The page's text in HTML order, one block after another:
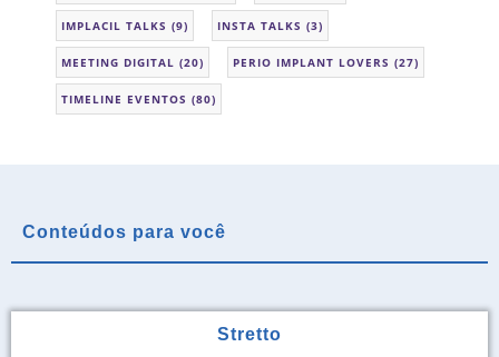
IMPLACIL TALKS (9) INSTA TALKS (3)
MEETING DIGITAL (20) PERIO IMPLANT LOVERS (27)
TIMELINE EVENTOS (80)
Conteúdos para você
Stretto